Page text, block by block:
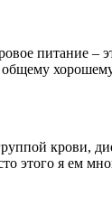
питание –
крови,
этого я ем